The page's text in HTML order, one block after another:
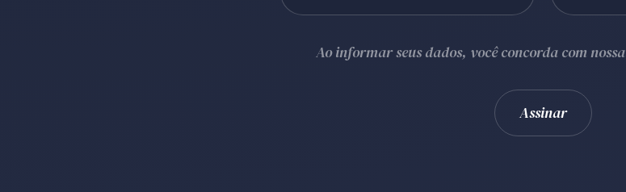
Ao informar seus dados, você concorda com nossa